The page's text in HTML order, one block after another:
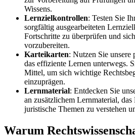
Wissens.
Lernzielkontrollen: Testen Sie
sorgfältig ausgearbeiteten
Fortschritte zu überprüfen und
vorzubereiten.
Karteikarten: Nutzen Sie
das effiziente Lernen unterwegs.
Mittel, um sich wichtige
einzuprägen.
Lernmaterial: Entdecken Sie
an zusätzlichem Lernmaterial,
juristische Themen zu verstehen
Warum